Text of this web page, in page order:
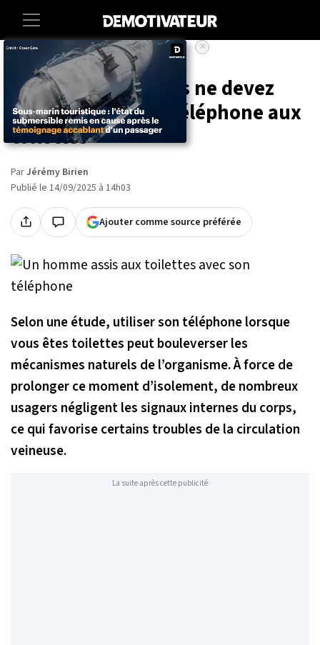
Societe Lifestyle
Voici pourquoi vous ne devez
pas utiliser votre téléphone aux
toilettes
ParJérémy Birien
Publié le 14/09/2025 à 14h03
Ajouter comme source préférée
Selon une étude, utiliser son téléphone lorsque
vous êtes toilettes peut bouleverser les
mécanismes naturels de l’organisme. À force de
prolonger ce moment d’isolement, de nombreux
usagers négligent les signaux internes du corps,
ce qui favorise certains troubles de la circulation
veineuse.
La suite après cette publicité
×